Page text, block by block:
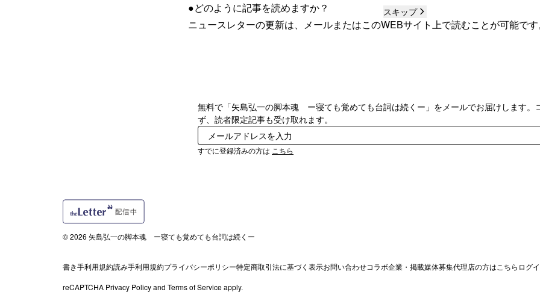
●どのように記事を読めますか？
ニュースレターの更新は、メールまたはこのWEBサイト上で読むことが可能です
無料で「矢島弘一の脚本魂 ー寝ても覚めても台詞は続くー」をメールでお届けします。
ず、読者限定記事も受け取れます。
すでに登録済みの方は こちら
スキップ
© 2026 矢島弘一の脚本魂 ー寝ても覚めても台詞は続くー
書き手利用規約読み手利用規約プライバシーポリシー特定商取引法に基づく表示お問い合わせコラボ企業・掲載媒体募集代理店の方はこちら ログ
reCAPTCHA Privacy Policyand Terms of Serviceapply.